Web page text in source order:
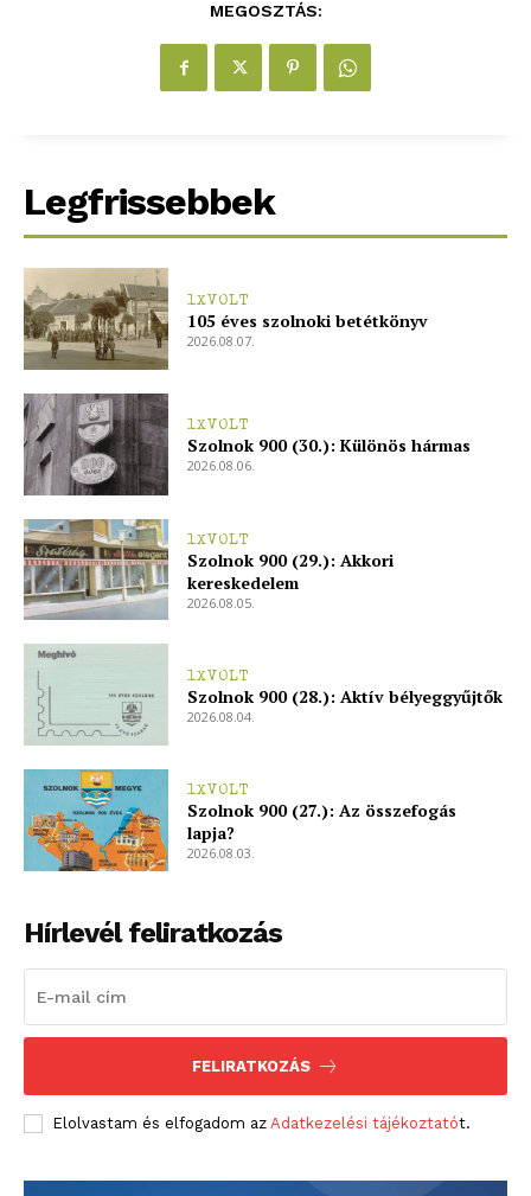
MEGOSZTÁS:
Legfrissebbek
1XVOLT
105 éves szolnoki betétkönyv
2026.08.07.
1XVOLT
Szolnok 900 (30.): Különös hármas
2026.08.06.
1XVOLT
Szolnok 900 (29.): Akkori
kereskedelem
2026.08.05.
1XVOLT
Szolnok 900 (28.): Aktív bélyeggyűjtők
2026.08.04.
1XVOLT
Szolnok 900 (27.): Az összefogás
lapja?
2026.08.03.
Hírlevél feliratkozás
FELIRATKOZÁS
Elolvastam és elfogadom az Adatkezelési tájékoztatót.